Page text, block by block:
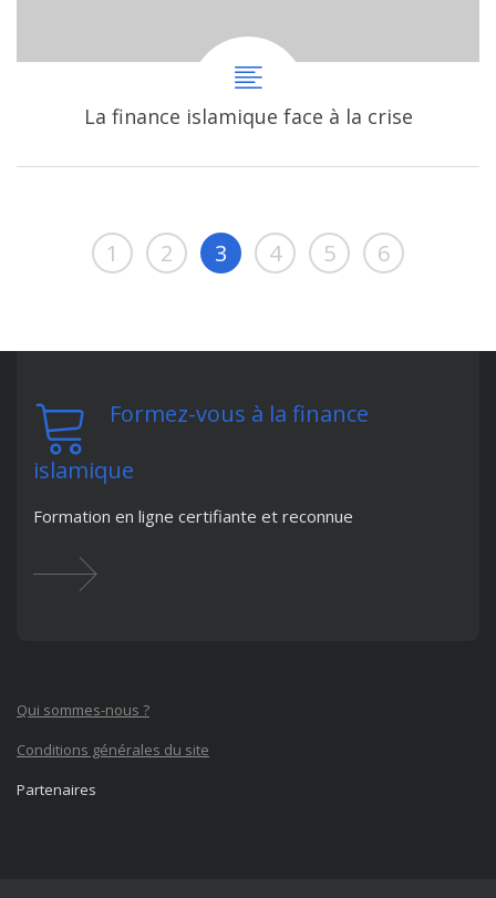
La finance islamique face à la crise
1 2 3 4 5 6
Formez-vous à la finance
islamique
Formation en ligne certifiante et reconnue
Qui sommes-nous ?
Conditions générales du site
Partenaires